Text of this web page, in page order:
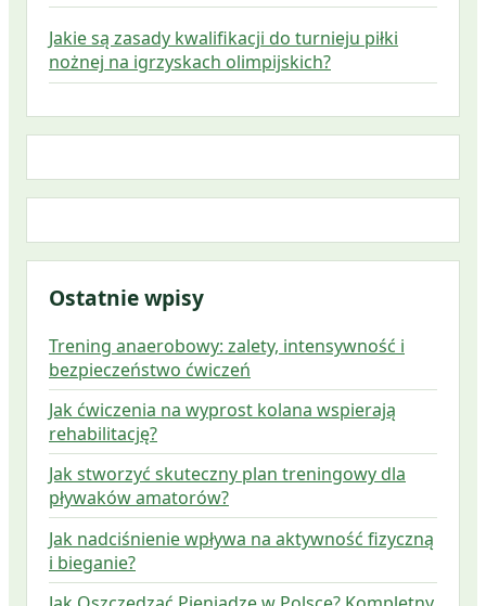
Jakie są zasady kwalifikacji do turnieju piłki
nożnej na igrzyskach olimpijskich?
Ostatnie wpisy
Trening anaerobowy: zalety, intensywność i
bezpieczeństwo ćwiczeń
Jak ćwiczenia na wyprost kolana wspierają
rehabilitację?
Jak stworzyć skuteczny plan treningowy dla
pływaków amatorów?
Jak nadciśnienie wpływa na aktywność fizyczną
i bieganie?